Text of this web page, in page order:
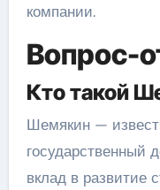
компании.
Вопрос-
Кто такой
Шемякин —
государственный
вклад в развитие